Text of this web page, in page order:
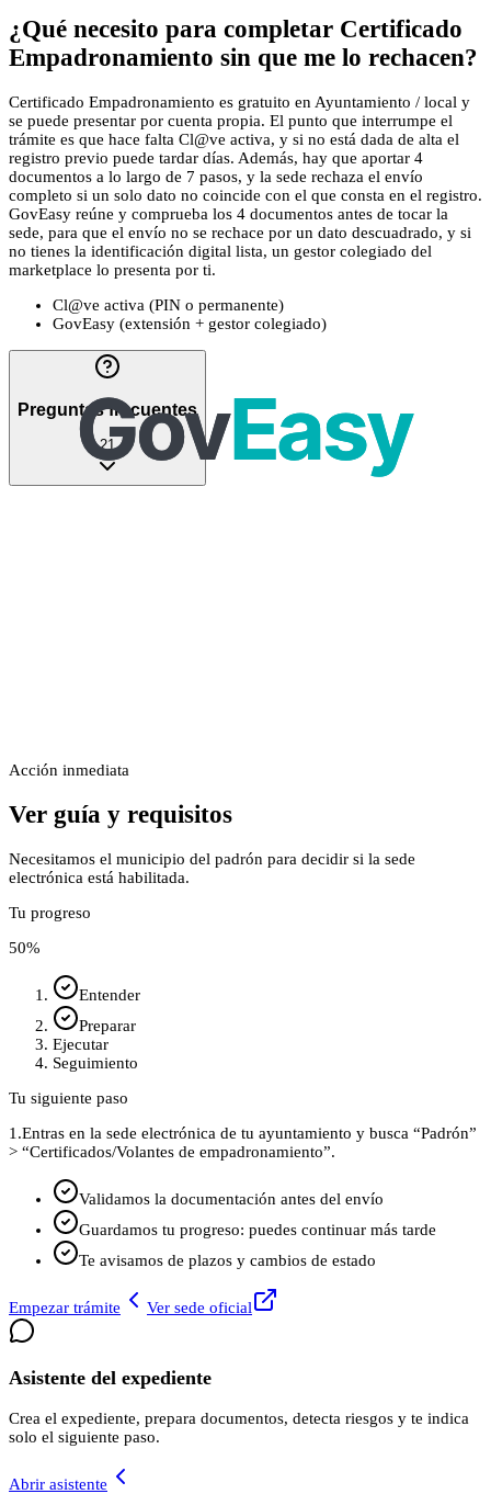
¿Qué necesito para completar Certificado
Empadronamiento sin que me lo rechacen?
Certificado Empadronamiento es gratuito en Ayuntamiento / local y
se puede presentar por cuenta propia. El punto que interrumpe el
trámite es que hace falta Cl@ve activa, y si no está dada de alta el
registro previo puede tardar días. Además, hay que aportar 4
documentos a lo largo de 7 pasos, y la sede rechaza el envío
completo si un solo dato no coincide con el que consta en el registro.
GovEasy reúne y comprueba los 4 documentos antes de tocar la
sede, para que el envío no se rechace por un dato descuadrado, y si
no tienes la identificación digital lista, un gestor colegiado del
marketplace lo presenta por ti.
Cl@ve activa (PIN o permanente)
GovEasy (extensión + gestor colegiado)
Preguntas frecuentes
21
Acción inmediata
Ver guía y requisitos
Necesitamos el municipio del padrón para decidir si la sede
electrónica está habilitada.
Tu progreso
50%
Entender
Preparar
Ejecutar
Seguimiento
Tu siguiente paso
1.Entras en la sede electrónica de tu ayuntamiento y busca “Padrón”
> “Certificados/Volantes de empadronamiento”.
Validamos la documentación antes del envío
Guardamos tu progreso: puedes continuar más tarde
Te avisamos de plazos y cambios de estado
Empezar trámite Ver sede oficial
Asistente del expediente
Crea el expediente, prepara documentos, detecta riesgos y te indica
solo el siguiente paso.
Abrir asistente